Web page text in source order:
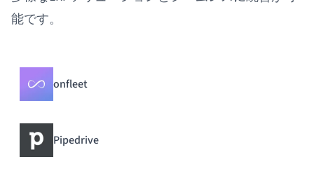
能です。
onfleet
Pipedrive